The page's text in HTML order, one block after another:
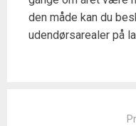
den måde kan du
udendørsarealer på